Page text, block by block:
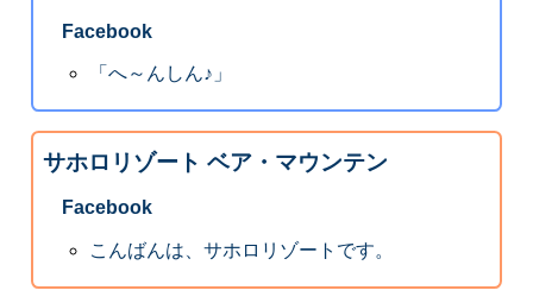
Facebook
「へ～んしん♪」
サホロリゾート ベア・マウンテン
Facebook
こんばんは、サホロリゾートです。